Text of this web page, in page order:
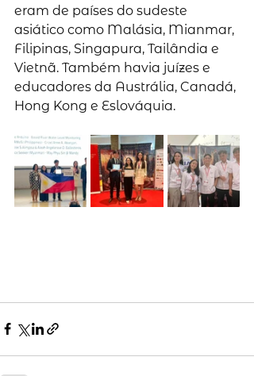
eram de países do sudeste
asiático como Malásia, Mianmar,
Filipinas, Singapura, Tailândia e
Vietnã. Também havia juízes e
educadores da Austrália, Canadá,
Hong Kong e Eslováquia.